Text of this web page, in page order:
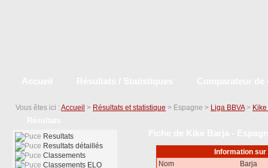
Vous êtes ici : Accueil > Résultats et statistique > Espagne > Liga BBVA>
Information
Nom
Barja
Resultats
Resultats détaillés
Classements
Classements ELO